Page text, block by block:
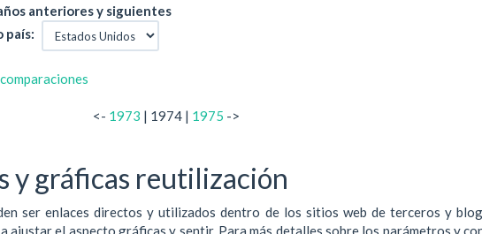
anteriores y siguientes
país:
<- 1973 | 1974 | 1975 ->
y gráficas reutilización
ser enlaces directos y utilizados dentro de los sitios web de terceros y
ajustar el aspecto gráficas y sentir. Para más detalles sobre los parámetros y